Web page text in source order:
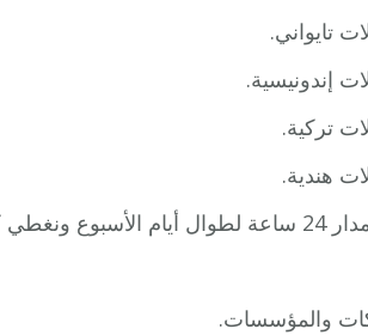
نعمل على مدار 24 ساعة لطوال أيام
والمؤسسات.